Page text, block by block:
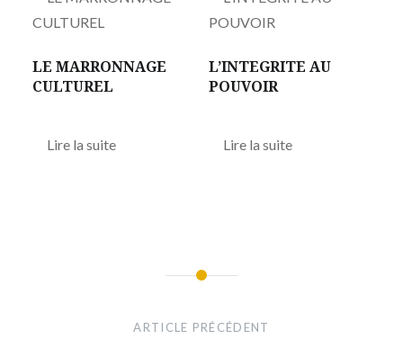
LE MARRONNAGE
CULTUREL
Lire la suite
L’INTEGRITE AU
POUVOIR
Lire la suite
ARTICLE PRÉCÉDENT